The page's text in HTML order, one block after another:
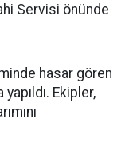
Servisi önünde
hasar gören
Ekipler,